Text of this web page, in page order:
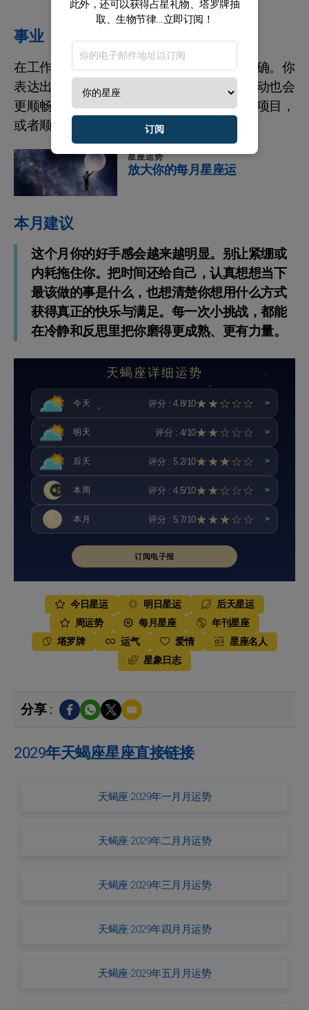
事业
在工作上，你的思路会更清晰，目标也更明确。你
表达出来的想法更容易被看见，和同事的互动也会
更顺畅。用好这种状态，去推动你正在做的项目，
或者顺势探索一个新的职业方向。
星座运势
放大你的每月星座运
本月建议
这个月你的好手感会越来越明显。别让紧绷或
内耗拖住你。把时间还给自己，认真想想当下
最该做的事是什么，也想清楚你想用什么方式
获得真正的快乐与满足。每一次小挑战，都能
在冷静和反思里把你磨得更成熟、更有力量。
天蝎座详细运势
今天 评分 : 4.8/10★★☆☆☆ >
明天 评分 : 4/10★★☆☆☆ >
后天 评分 : 5.2/10★★★☆☆ >
本周 评分 : 4.5/10★★☆☆☆ >
本月 评分 : 5.7/10★★★☆☆ >
订阅电子报
今日星运 明日星运
后天星运
周运势
每月星座
年刊星座
塔罗牌
运气 爱情
星座名人
星象日志
分享 :
2029年天蝎座星座直接链接
天蝎座·2029年一月月运势
天蝎座·2029年二月月运势
天蝎座·2029年三月月运势
天蝎座·2029年四月月运势
天蝎座·2029年五月月运势
此外，还可以获得占星礼物、塔罗牌抽
取、生物节律...立即订阅！
订阅